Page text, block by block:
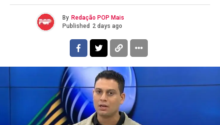
By Redação POP Mais
Published 2 days ago